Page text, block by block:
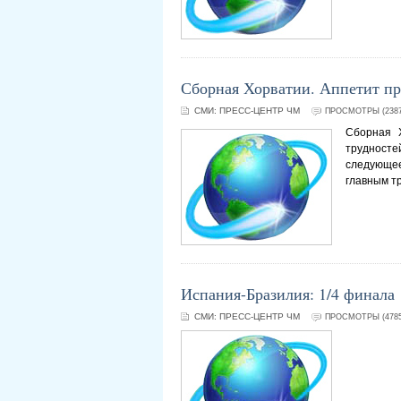
Сборная Хорватии. Аппетит
СМИ: ПРЕСС-ЦЕНТР ЧМ ПРОСМОТРЫ
Сборная
главным
Испания-Бразилия: 1/4 финала
СМИ: ПРЕСС-ЦЕНТР ЧМ ПРОСМОТРЫ